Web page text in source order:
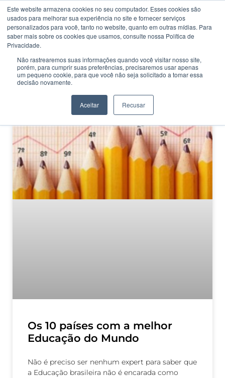
Este website armazena cookies no seu computador. Esses cookies são
usados ​​para melhorar sua experiência no site e fornecer serviços
personalizados para você, tanto no website, quanto em outras mídias. Para
saber mais sobre os cookies que usamos, consulte nossa Política de
Privacidade.
Não rastrearemos suas informações quando você visitar nosso site,
porém, para cumprir suas preferências, precisaremos usar apenas
um pequeno cookie, para que você não seja solicitado a tomar essa
decisão novamente.
Aceitar Recusar
CATEGORIA
Educação mundial
Os 10 países com a melhor
Educação do Mundo
Não é preciso ser nenhum expert para saber que
a Educação brasileira não é encarada como